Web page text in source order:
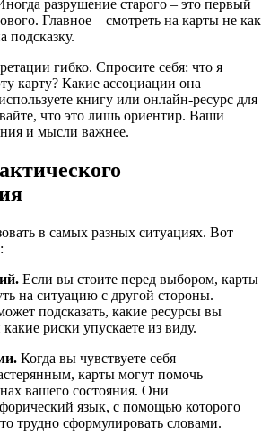
разрушение старого – это первый
Главное – смотреть на карты не как
подсказку.
гибко. Спросите себя: что я
карту? Какие ассоциации она
книгу или онлайн-ресурс для
что это лишь ориентир. Ваши
и мысли важнее.
в самых разных ситуациях. Вот
Если вы стоите перед выбором, карты
на ситуацию с другой стороны.
подсказать, какие ресурсы вы
риски упускаете из виду.
Когда вы чувствуете себя
карты могут помочь
вашего состояния. Они
язык, с помощью которого
трудно сформулировать словами.